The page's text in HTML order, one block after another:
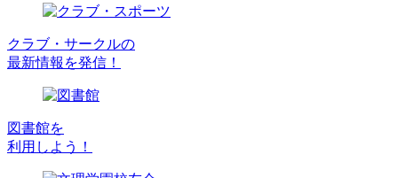
クラブ・サークルの
最新情報を発信！
図書館を
利用しよう！